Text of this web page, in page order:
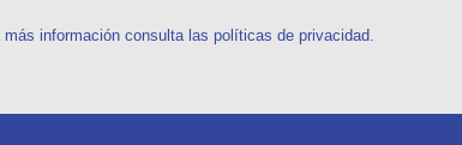
información consulta las políticas de privacidad.